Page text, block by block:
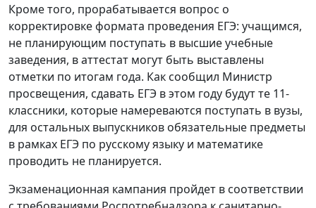
Кроме того, прорабатывается вопрос о
корректировке формата проведения ЕГЭ: учащимся,
не планирующим поступать в высшие учебные
заведения, в аттестат могут быть выставлены
отметки по итогам года. Как сообщил Министр
просвещения, сдавать ЕГЭ в этом году будут те 11-
классники, которые намереваются поступать в вузы,
для остальных выпускников обязательные предметы
в рамках ЕГЭ по русскому языку и математике
проводить не планируется.
Экзаменационная кампания пройдет в соответствии